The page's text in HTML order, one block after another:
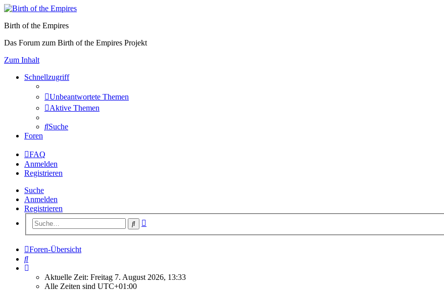
Birth of the Empires
Das Forum zum Birth of the Empires Projekt
Zum Inhalt
Schnellzugriff
Unbeantwortete Themen
Aktive Themen
Suche
Foren
FAQ
Anmelden
Registrieren
Suche
Anmelden
Registrieren
Suche
Foren-Übersicht
Suche
Aktuelle Zeit: Freitag 7. August 2026, 13:33
Alle Zeiten sind UTC+01:00